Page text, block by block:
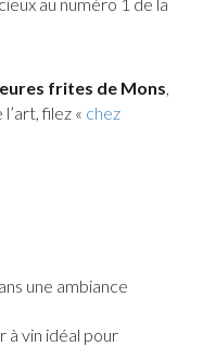
frites de Mons,
filez « chez
une ambiance
à vin idéal pour